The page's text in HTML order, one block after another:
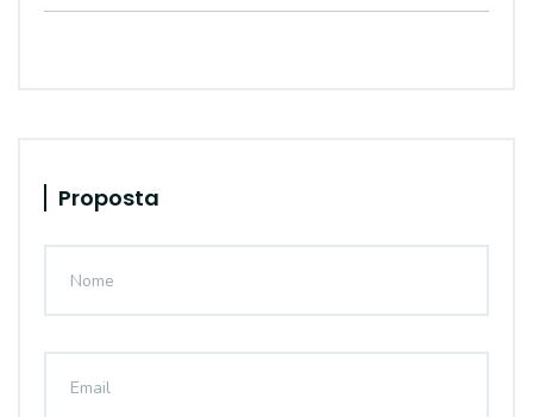
Proposta